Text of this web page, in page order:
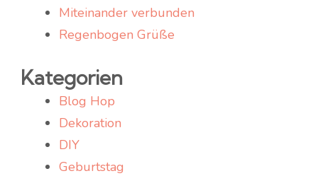
Miteinander verbunden
Regenbogen Grüße
Kategorien
Blog Hop
Dekoration
DIY
Geburtstag